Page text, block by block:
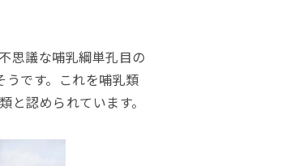
思議な哺乳綱単孔目の
です。これを哺乳類
認められています。